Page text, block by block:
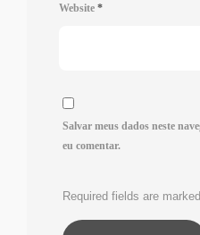
Website *
Salvar meus dados neste
eu comentar.
Required fields are marked